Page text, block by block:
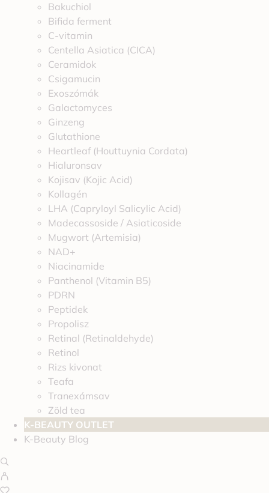
Bakuchiol
Bifida ferment
C-vitamin
Centella Asiatica (CICA)
Ceramidok
Csigamucin
Exoszómák
Galactomyces
Ginzeng
Glutathione
Heartleaf (Houttuynia Cordata)
Hialuronsav
Kojisav (Kojic Acid)
Kollagén
LHA (Capryloyl Salicylic Acid)
Madecassoside / Asiaticoside
Mugwort (Artemisia)
NAD+
Niacinamide
Panthenol (Vitamin B5)
PDRN
Peptidek
Propolisz
Retinal (Retinaldehyde)
Retinol
Rizs kivonat
Teafa
Tranexámsav
Zöld tea
K-BEAUTY OUTLET
K-Beauty Blog